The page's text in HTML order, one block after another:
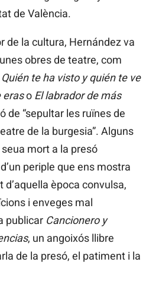
de València.
de la cultura, Hernández va
obres de teatre, com
Quién te ha visto y quién te ve
eraso El labrador de más
de “sepultar les ruïnes de
de la burgesia”. Alguns
mort a la presó
periple que ens mostra
època convulsa,
i enveges mal
publicar Cancionero y
, un angoixós llibre
de la presó, el patiment i la